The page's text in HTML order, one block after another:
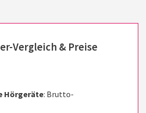
Vergleich & Preise
Hörgeräte: Brutto-